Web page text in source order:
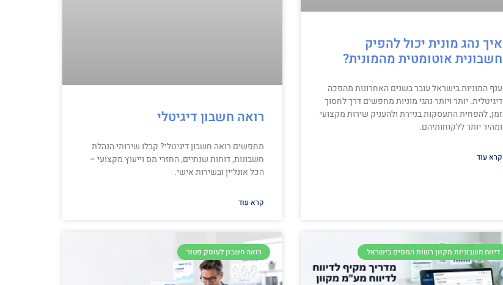
איך נהג מונית יכול להפיק
חשבונית אוטומטית מהמונית?
ענף המוניות בישראל עובר בשנים האחרונות מהפכה
דיגיטלית. יותר ויותר נהגי מוניות מחפשים דרך לחסוך
זמן, להפחית התעסקות בניירת ולהעניק שירות מקצועי
ומהיר יותר ללקוחותיהם.
קרא עוד
רואה חשבון דיגיטלי
מחפשים רואה חשבון דיגיטלי? קבלו שירותי הנהלת
חשבונות, דוחות שנתיים, החזרי מס וייעוץ מקצועי –
הכל אונליין ובשירות אישי.
קרא עוד
דיווח חשבוניות מקוון רשות המסים בישראל רואה חשבון לעוסק פטור